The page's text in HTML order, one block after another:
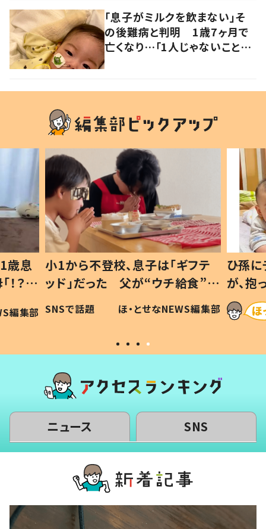
「息子がミルクを飲まない」そ
の後難病と判明 1歳7ヶ月で
亡くなり…「1人じゃないことを
フテ
食”を
編集部
ひ孫にデレデレな80歳じいじ
が、抱っこすると…ひ孫の反応に
「涙が出ました」「可愛くて仕方な
い」
ほ・とせなNEWS編集部
ニュース SNS